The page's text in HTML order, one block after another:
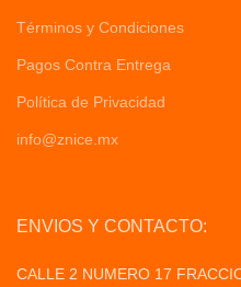
Términos y Condiciones
Pagos Contra Entrega
Política de Privacidad
info@znice.mx
ENVIOS Y CONTACTO:
CALLE 2 NUMERO 17